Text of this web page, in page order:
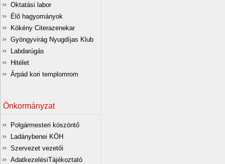
Oktatási labor
Élő hagyományok
Kökény Citerazenekar
Gyöngyvirág Nyugdíjas Klub
Labdarúgás
Hitélet
Árpád kori templomrom
Önkormányzat
Polgármesteri köszöntő
Ladánybenei KÖH
Szervezet vezetői
AdatkezelésiTájékoztató